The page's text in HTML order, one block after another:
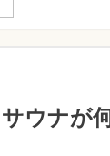
ウナが